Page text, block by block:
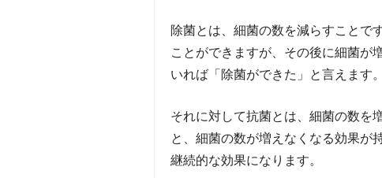
除菌とは、細菌の数を減らすことで
ことができますが、その後に細菌が
いれば「除菌ができた」と言えます。
それに対して抗菌とは、細菌の数を
と、細菌の数が増えなくなる効果が
継続的な効果になります。